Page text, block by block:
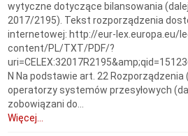
wytyczne dotyczące bilansowania
2017/2195). Tekst rozporządzenia
internetowej: http://eur-lex.europa.eu/
content/PL/TXT/PDF/?
N Na podstawie art. 22 Rozporządzenia
operatorzy systemów przesyłowych
zobowiązani do...
Więcej...